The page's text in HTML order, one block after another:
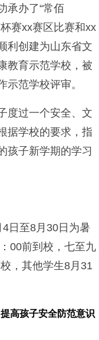
承办了“常佰
赛xx赛区比赛和xx
利创建为山东省文
教育示范学校，被
范学校评审。
过一个安全、文
据学校的要求，指
孩子新学期的学习
至8月30日为暑
00前到校，七至九
，其他学生8月31
高孩子安全防范意识